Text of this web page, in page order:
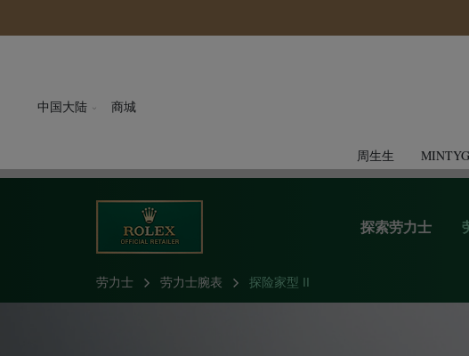
商城
中国大陆
周生生
探索劳力士
劳力士 劳力士腕表 探险家型 II